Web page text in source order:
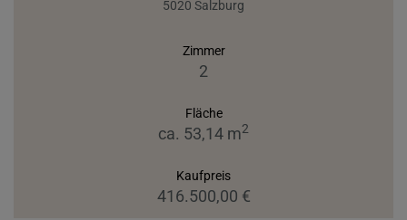
5020 Salzburg
Zimmer
2
Fläche
ca. 53,14 m2
Kaufpreis
416.500,00 €